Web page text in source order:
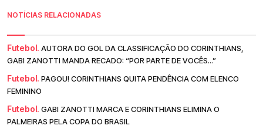
NOTÍCIAS RELACIONADAS
Futebol. AUTORA DO GOL DA CLASSIFICAÇÃO DO CORINTHIANS,
GABI ZANOTTI MANDA RECADO: “POR PARTE DE VOCÊS...”
Futebol. PAGOU! CORINTHIANS QUITA PENDÊNCIA COM ELENCO
FEMININO
Futebol. GABI ZANOTTI MARCA E CORINTHIANS ELIMINA O
PALMEIRAS PELA COPA DO BRASIL